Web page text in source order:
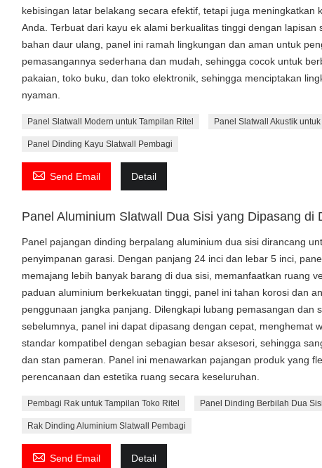
kebisingan latar belakang secara efektif, tetapi juga meningkatkan
Anda. Terbuat dari kayu ek alami berkualitas tinggi dengan
bahan daur ulang, panel ini ramah lingkungan dan aman untuk
pemasangannya sederhana dan mudah, sehingga cocok untuk
pakaian, toko buku, dan toko elektronik, sehingga menciptakan
nyaman.
Panel Slatwall Modern untuk Tampilan Ritel Panel Slatwall Akustik
Panel Dinding Kayu Slatwall Pembagi
 Send Email Detail
Panel Aluminium Slatwall Dua Sisi yang Dipasang di
Panel pajangan dinding berpalang aluminium dua sisi dirancang
penyimpanan garasi. Dengan panjang 24 inci dan lebar 5 inci,
memajang lebih banyak barang di dua sisi, memanfaatkan ruang
paduan aluminium berkekuatan tinggi, panel ini tahan korosi dan
penggunaan jangka panjang. Dilengkapi lubang pemasangan dan
sebelumnya, panel ini dapat dipasang dengan cepat, menghemat
standar kompatibel dengan sebagian besar aksesori, sehingga
dan stan pameran. Panel ini menawarkan pajangan produk yang
perencanaan dan estetika ruang secara keseluruhan.
Pembagi Rak untuk Tampilan Toko Ritel Panel Dinding Berbilah Dua Sisi
Rak Dinding Aluminium Slatwall Pembagi
 Send Email Detail